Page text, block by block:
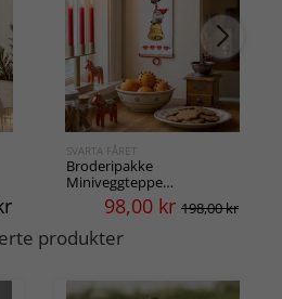
SVARTA FÅRET
Broderipakke
Miniveggteppe
Klatrenisser
98,00 kr 198,00 kr
produkter